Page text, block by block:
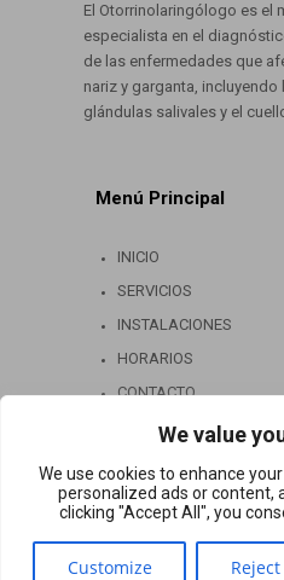
We value
We use cookies to enhance
personalized ads or content,
clicking "Accept All", you
Customize
El Otorrinolaringólogo es el
especialista en el
de las enfermedades que
nariz y garganta, incluyendo
glándulas salivales y el
Menú Principal
INICIO
SERVICIOS
INSTALACIONES
HORARIOS
CONTACTO
Copyright - Is44c -